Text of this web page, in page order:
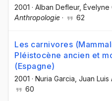
2001 · Alban Defleur, Évelyne
Anthropologie · 62
Les carnivores
Pléistocène ancien et
(Espagne)
2001 · Nuria Garcia , Juan
60